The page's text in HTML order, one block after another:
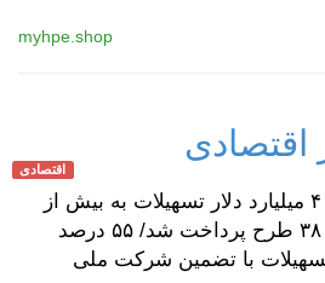
myhpe.shop
اقتصادی
اقتصادی
۴۰ میلیارد دلار تسهیلات به بیش از
۳۸۰ طرح پرداخت شد/ ۵۵ درصد
با تضمین شرکت ملی